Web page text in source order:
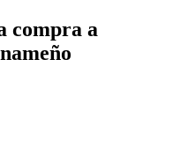
compra a